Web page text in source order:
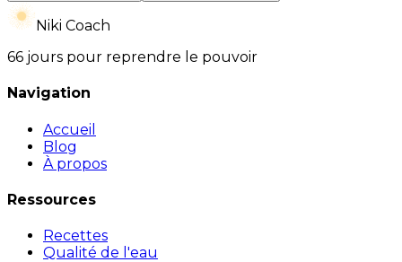
Niki Coach
66 jours pour reprendre le pouvoir
Navigation
Accueil
Blog
À propos
Ressources
Recettes
Qualité de l'eau